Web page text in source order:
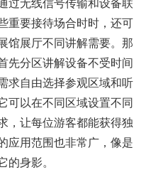
过无线信号传输和设备联
重要接待场合时时，还可
馆展厅不同讲解需要。那
先分区讲解设备不受时间
求自由选择参观区域和听
可以在不同区域设置不同
，让每位游客都能获得独
应用范围也非常广，像是
的身影。